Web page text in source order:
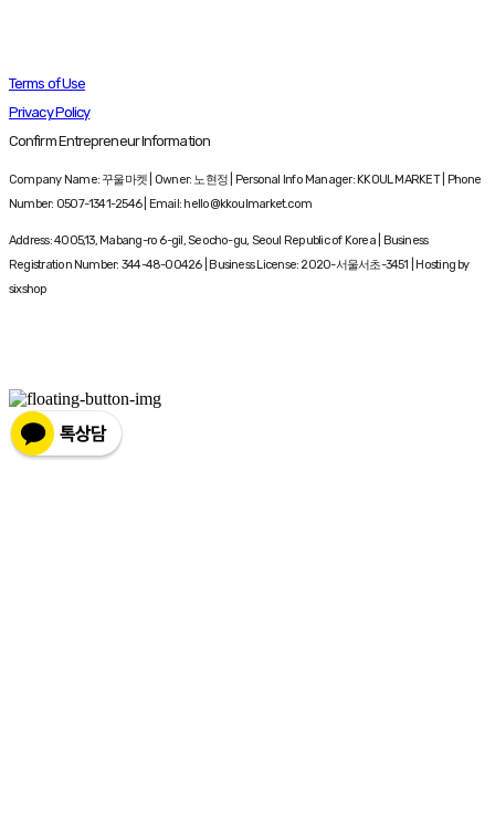
Terms of Use
Privacy Policy
Confirm Entrepreneur Information
Company Name: 꾸울마켓 | Owner: 노현정 | Personal Info Manager: KKOUL MARKET | Phone
Number: 0507-1341-2546 | Email: hello@kkoulmarket.com
Address: 4005,13, Mabang-ro 6-gil, Seocho-gu, Seoul Republic of Korea | Business
Registration Number: 344-48-00426| Business License:2020-서울서초-3451 | Hosting by
sixshop